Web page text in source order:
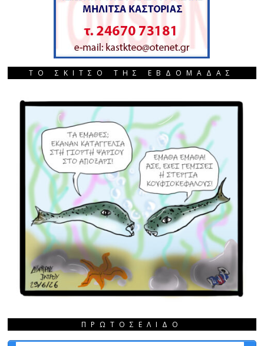
ΤΟ ΣΚΙΤΣΟ ΤΗΣ ΕΒΔΟΜΑΔΑΣ
ΠΡΩΤΟΣΈΛΙΔΟ